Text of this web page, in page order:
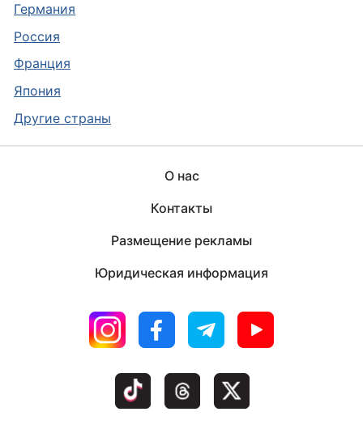
Германия
Россия
Франция
Япония
Другие страны
О нас
Контакты
Размещение рекламы
Юридическая информация